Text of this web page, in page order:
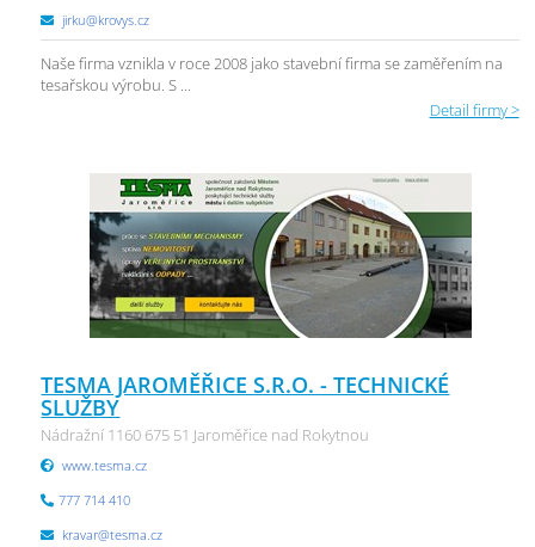
jirku@krovys.cz
Naše firma vznikla v roce 2008 jako stavební firma se zaměřením na
tesařskou výrobu. S ...
Detail firmy >
TESMA JAROMĚŘICE S.R.O. - TECHNICKÉ
SLUŽBY
Nádražní 1160 675 51 Jaroměřice nad Rokytnou
www.tesma.cz
777 714 410
kravar@tesma.cz